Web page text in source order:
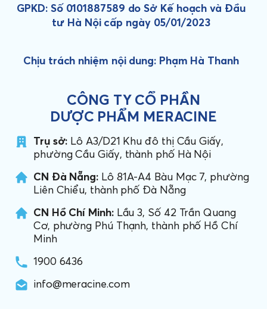
GPKD: Số 0101887589 do Sở Kế hoạch và Đầu
tư Hà Nội cấp ngày 05/01/2023
Chịu trách nhiệm nội dung: Phạm Hà Thanh
CÔNG TY CỔ PHẦN
DƯỢC PHẨM MERACINE
Trụ sở: Lô A3/D21 Khu đô thị Cầu Giấy,
phường Cầu Giấy, thành phố Hà Nội
CN Đà Nẵng: Lô 81A-A4 Bàu Mạc 7, phường
Liên Chiểu, thành phố Đà Nẵng
CN Hồ Chí Minh:Lầu 3, Số 42 Trần Quang
Cơ, phường Phú Thạnh, thành phố Hồ Chí
Minh
1900 6436
info@meracine.com